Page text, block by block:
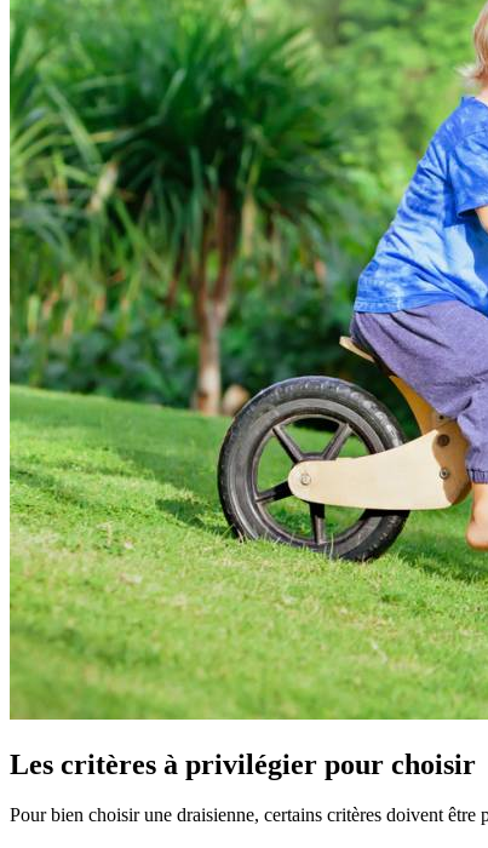
Les critères à privilégier pour choisir
Pour bien choisir une draisienne, certains critères doivent être